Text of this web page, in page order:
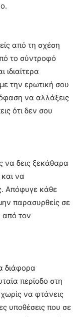
από τη σχέση
το σύντροφό
ιδιαίτερα
την ερωτική σου
να αλλάξεις
ότι δεν σου
να δεις ξεκάθαρα
να
Απόφυγε κάθε
παρασυρθείς σε
από τον
διάφορα
περίοδο στη
να φτάνεις
υποθέσεις που σε